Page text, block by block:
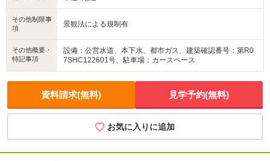
その他制限事
項
景観法による規制有
その他概要・
特記事項
設備：公営水道、本下水、都市ガス、建築確認番号：第R0
7SHC122601号、駐車場：カースペース
資料請求(無料) 見学予約(無料)
お気に入りに追加